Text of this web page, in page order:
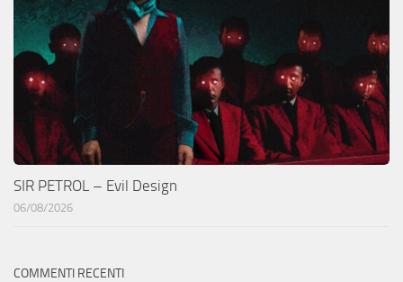
SIR PETROL – Evil Design
06/08/2026
COMMENTI RECENTI